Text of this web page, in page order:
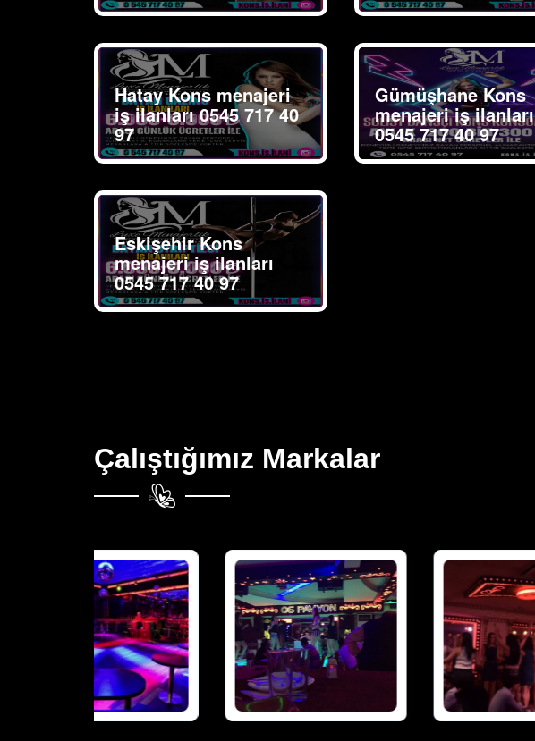
Hatay Kons menajeri
iş ilanları 0545 717 40
97
Gümüşhane Kons
menajeri iş ilanları
0545 717 40 97
Eskişehir Kons
menajeri iş ilanları
0545 717 40 97
Çalıştığımız Markalar